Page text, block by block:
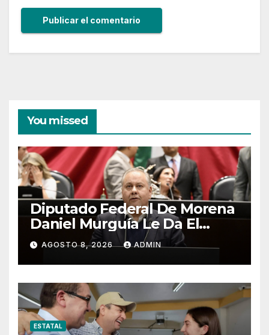
You missed
Diputado Federal De Morena
Daniel Murguía Le Da El
Pésame A La Familia
Zaragoza Por La Pérdida De
Un Gran Empresario
AGOSTO 8, 2026 ADMIN
ESTATAL